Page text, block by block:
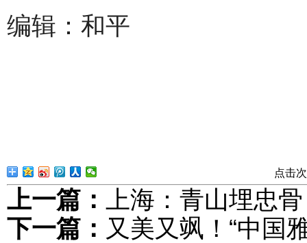
编辑：和平
点击
上一篇： 上海：青山埋忠
下一篇： 又美又飒！“中国